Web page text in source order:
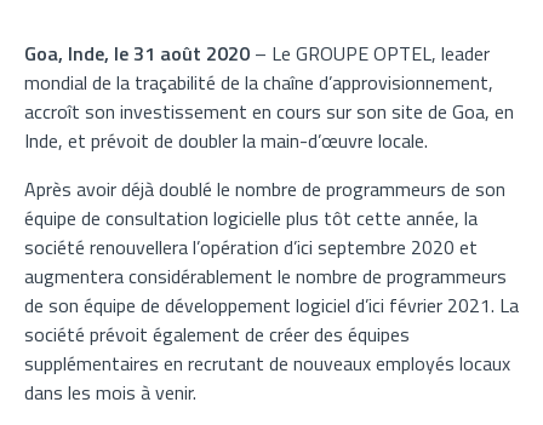
Goa, Inde, le 31 août 2020 – Le GROUPE OPTEL, leader
mondial de la traçabilité de la chaîne d’approvisionnement,
accroît son investissement en cours sur son site de Goa, en
Inde, et prévoit de doubler la main-d’œuvre locale.
Après avoir déjà doublé le nombre de programmeurs de son
équipe de consultation logicielle plus tôt cette année, la
société renouvellera l’opération d’ici septembre 2020 et
augmentera considérablement le nombre de programmeurs
de son équipe de développement logiciel d’ici février 2021. La
société prévoit également de créer des équipes
supplémentaires en recrutant de nouveaux employés locaux
dans les mois à venir.